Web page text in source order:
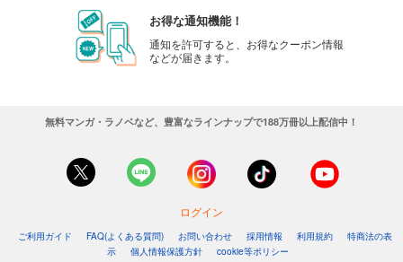
お得な通知機能！
通知を許可すると、お得なクーポン情報
などが届きます。
無料マンガ・ラノベなど、豊富なラインナップで188万冊以上配信中！
ログイン
ご利用ガイド FAQ(よくある質問) お問い合わせ 採用情報 利用規約
特商法の表
示
個人情報保護方針
cookie等ポリシー